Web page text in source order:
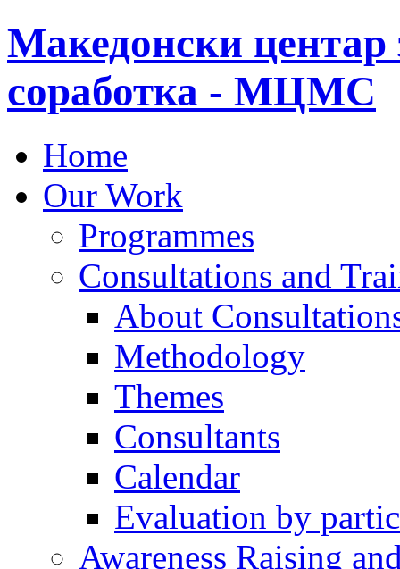
Македонски центар
соработка - МЦМС
Home
Our Work
Programmes
Consultations and
About
Methodology
Themes
Consultants
Calendar
Evaluation by
Awareness Raising